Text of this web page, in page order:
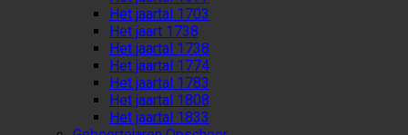
Het jaartal 1703
Het jaart 1738
Het jaartal 1738
Het jaartal 1774
Het jaartal 1783
Het jaartal 1808
Het jaartal 1833